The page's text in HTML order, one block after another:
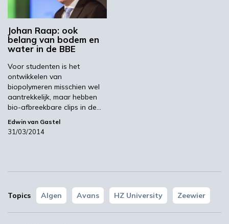
mogelijkheden van aquatische biomassa?
Johan Raap: ook
belang van bodem en
water in de BBE
Voor studenten is het
ontwikkelen van
biopolymeren misschien wel
aantrekkelijk, maar hebben
bio-afbreekbare clips in de…
Edwin van Gastel
31/03/2014
Topics Algen Avans HZ University Zeewier